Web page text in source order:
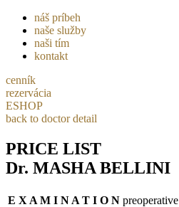
náš príbeh
naše služby
naši tím
kontakt
cenník
rezervácia
ESHOP
back to doctor detail
PRICE LIST
Dr. MASHA BELLINI
E X A M I N A T I O N preoperative